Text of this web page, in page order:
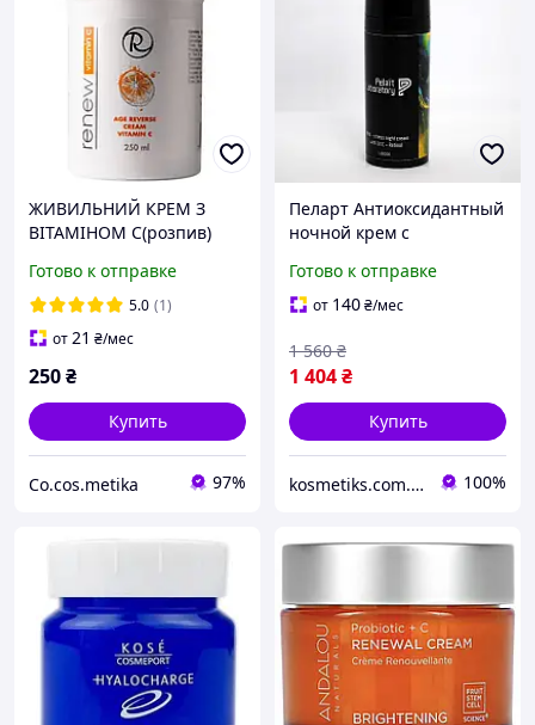
ЖИВИЛЬНИЙ КРЕМ З
ВІТАМІНОМ С(розпив)
Готово к отправке
5.0 (1)
от21 ₴/мес
250₴
Купить
Co.cos.metika 97%
Пеларт Антиоксидантный
ночной крем с
Pelart Laboratory Anti
Stress Night Cream With
Готово к отправке
от 140₴/мес
1 404₴
1 560 ₴
Купить
kosmetiks.com.ua 100%